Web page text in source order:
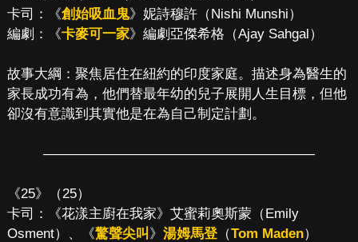
卡司：《創始吸血鬼》妮詩穆許（Nishi Munshi）
編劇：《卡麥可一家》編劇亞傑希格（Ajay Sahgal）
故事大綱：聚焦居住在紐約的印度家庭。描述身為醫生的
家長成功有為，他們替最年幼的兒子展開人生目標，但他
卻沒有意識到其實他是在為自己制定計劃。
————————————————————
《25》（25）
卡司：《花漾主廚在我家》艾蜜莉奧斯蒙（Emily
Osment）、《驚聲尖叫 》 湯姆馬登（Tom Maden）